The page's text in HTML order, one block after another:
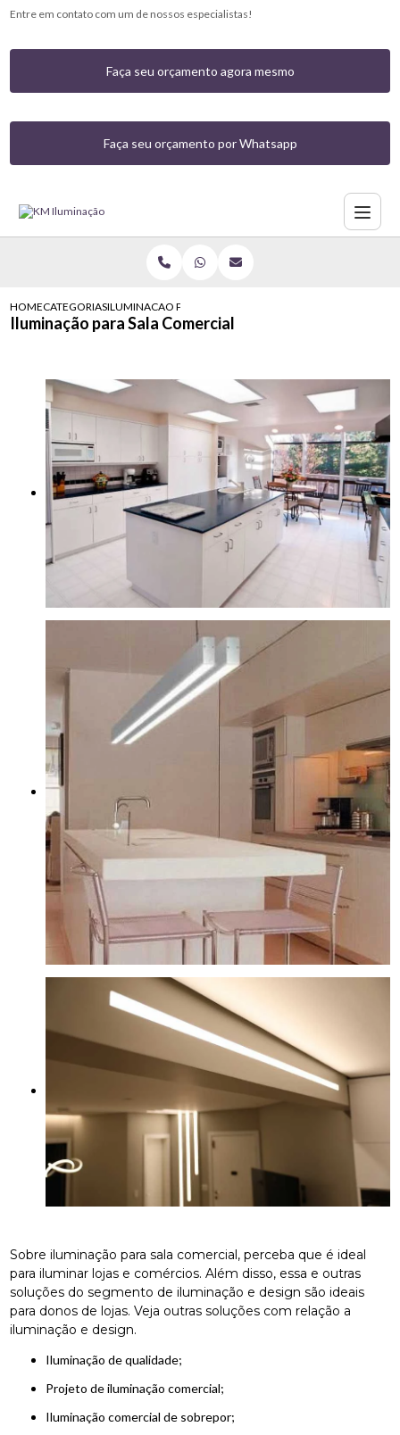
Entre em contato com um de nossos especialistas!
Faça seu orçamento agora mesmo
Faça seu orçamento por Whatsapp
HOMECATEGORIASILUMINACAO PARA SALA COMERCIAL
Iluminação para Sala Comercial
Sobre iluminação para sala comercial, perceba que é ideal
para iluminar lojas e comércios. Além disso, essa e outras
soluções do segmento de iluminação e design são ideais
para donos de lojas. Veja outras soluções com relação a
iluminação e design.
Iluminação de qualidade;
projeto de iluminação comercial;
iluminação comercial de sobrepor;